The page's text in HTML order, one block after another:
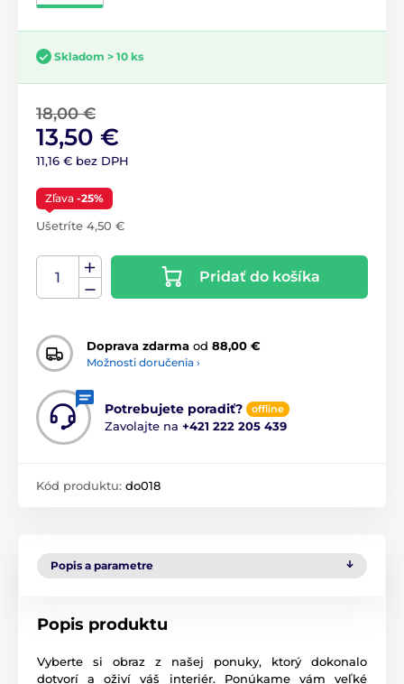
Skladom > 10 ks
18,00 €
13,50 €
11,16 € bez DPH
Zľava -25%
Ušetríte 4,50 €
Pridať do košíka
Doprava zdarma od 88,00 €
Možnosti doručenia ›
Potrebujete poradiť? offline
Zavolajte na +421 222 205 439
Kód produktu: do018
Popis a parametre
Popis produktu
Vyberte si obraz z našej ponuky, ktorý dokonalo
dotvorí a oživí váš interiér. Ponúkame vám veľké